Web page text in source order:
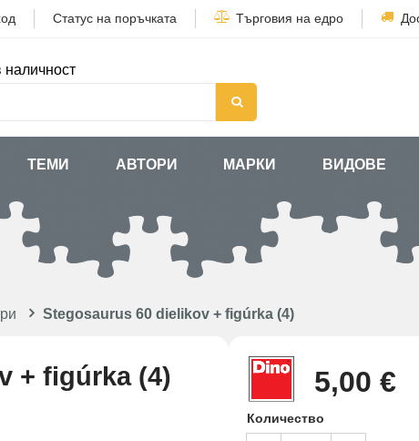
Статус на поръчката Търговия на едро
наличност
ТЕМИ АВТОРИ МАРКИ ВИДОВЕ
Stegosaurus 60 dielikov + figúrka (4)
+ figúrka (4) 5,00 €
Количество